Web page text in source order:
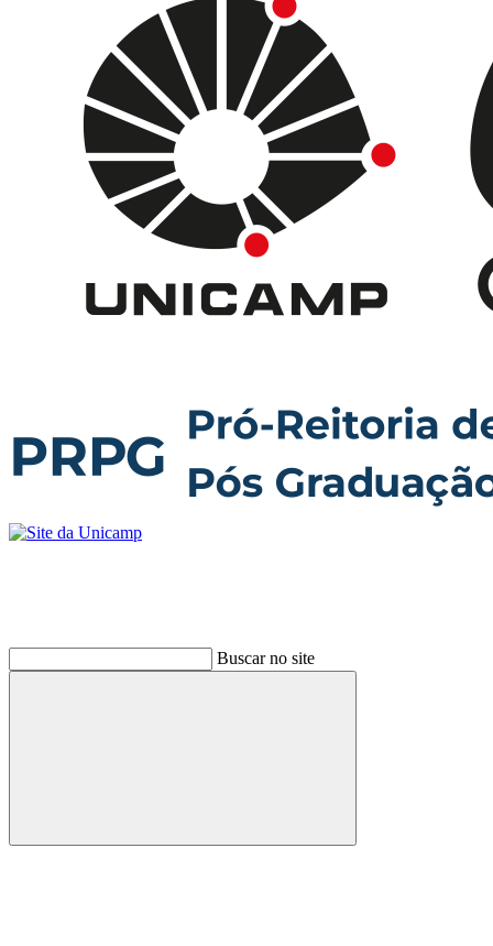
Buscar no site
Buscar